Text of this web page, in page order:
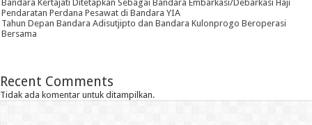
Bandara Kertajati Ditetapkan Sebagai Bandara Embarkasi/Debarkasi Haji
Pendaratan Perdana Pesawat di Bandara YIA
Tahun Depan Bandara Adisutjipto dan Bandara Kulonprogo Beroperasi
Bersama
Recent Comments
Tidak ada komentar untuk ditampilkan.